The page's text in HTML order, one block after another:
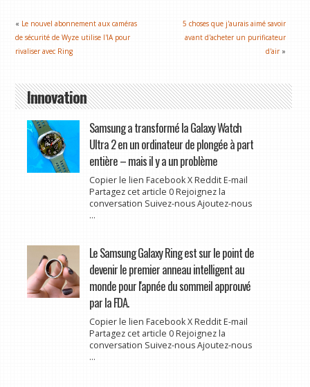
« Le nouvel abonnement aux caméras
de sécurité de Wyze utilise l'IA pour
rivaliser avec Ring
5 choses que j'aurais aimé savoir
avant d'acheter un purificateur
d'air »
Innovation
Samsung a transformé la Galaxy Watch
Ultra 2 en un ordinateur de plongée à part
entière – mais il y a un problème
Copier le lien Facebook X Reddit E-mail
Partagez cet article 0 Rejoignez la
conversation Suivez-nous Ajoutez-nous
...
Le Samsung Galaxy Ring est sur le point de
devenir le premier anneau intelligent au
monde pour l'apnée du sommeil approuvé
par la FDA.
Copier le lien Facebook X Reddit E-mail
Partagez cet article 0 Rejoignez la
conversation Suivez-nous Ajoutez-nous
...